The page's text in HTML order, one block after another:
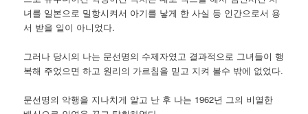
녀를 일본으로 밀항시켜서 아기를 낳게 한 사실 등 인간으로서 용
서 받을 일이 아니었다.
그러나 당시의 나는 문선명의 수제자였고 결과적으로 그녀들이 행
복해 주었으면 하고 원리의 가르침을 믿고 지켜 볼수 밖에 없었다.
문선명의 악행을 지나치게 알고 난 후 나는 1962년 그의 비열한